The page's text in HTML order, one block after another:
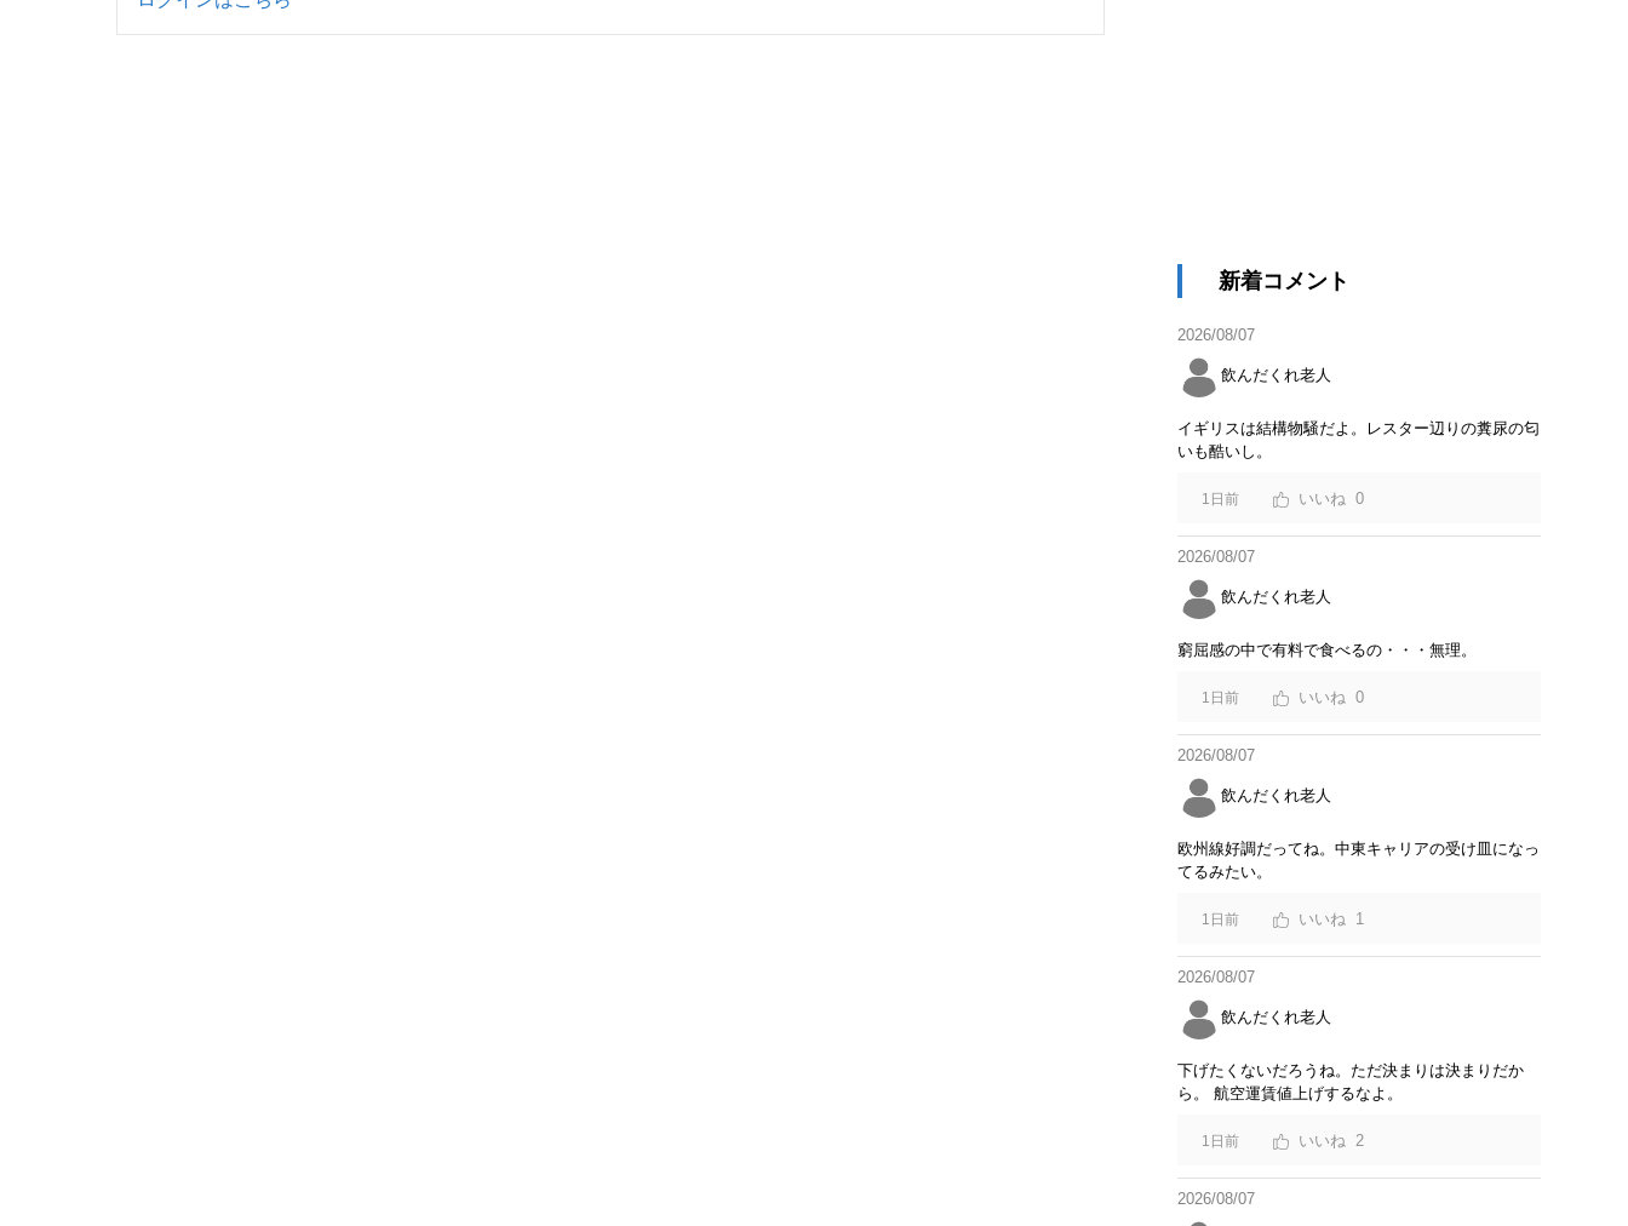
新着コメント
2026/08/07
飲んだくれ老人
イギリスは結構物騒だよ。レスター辺りの糞尿の匂
いも酷いし。
1日前 0
2026/08/07
飲んだくれ老人
窮屈感の中で有料で食べるの・・・無理。
1日前 0
2026/08/07
飲んだくれ老人
欧州線好調だってね。中東キャリアの受け皿になっ
てるみたい。
1日前 1
2026/08/07
飲んだくれ老人
下げたくないだろうね。ただ決まりは決まりだか
ら。 航空運賃値上げするなよ。
1日前 2
2026/08/07